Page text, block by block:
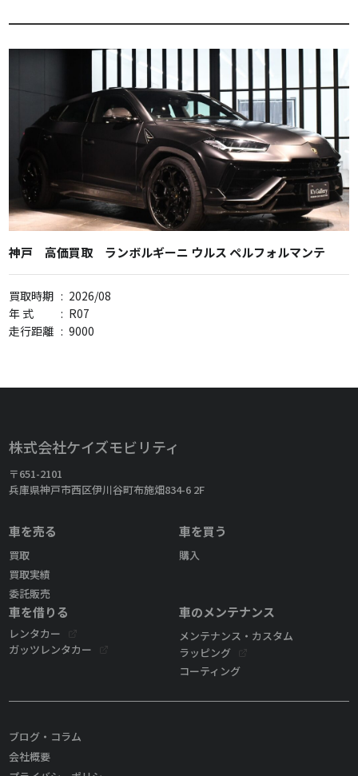
神戸 高価買取 ランボルギーニ ウルス ペルフォルマンテ
買取時期 : 2026/08
年 式
: R07
走行距離 : 9000
株式会社ケイズモビリティ
〒651-2101
兵庫県神戸市西区伊川谷町布施畑834-6 2F
車を売る
買取
買取実績
委託販売
車を買う
購入
車を借りる
レンタカー
ガッツレンタカー
車のメンテナンス
メンテナンス・カスタム
ラッピング
コーティング
ブログ・コラム
会社概要